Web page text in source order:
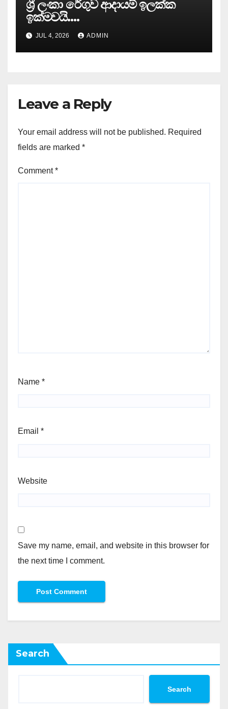
ශ්‍රී ලංකා රේගුව ආදායම් ඉලක්ක
ඉක්මවයි….
JUL 4, 2026 ADMIN
Leave a Reply
Your email address will not be published. Required
fields are marked *
Comment*
Name *
Email *
Website
Save my name, email, and website in this browser for
the next time I comment.
Search
Search